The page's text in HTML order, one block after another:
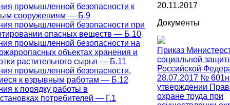
промышленной безопасности к
сооружениям — Б.9
промышленной безопасности при
опасных веществ — Б.10
промышленной безопасности на
объектах хранения и
растительного сырья — Б.11
промышленной безопасности,
к взрывным работам — Б.12
к порядку работы в
потребителей — Г.1
20.11.2017
Документы
Приказ
социальной
Российской
28.07.2017 №
утверждении
охране труда при